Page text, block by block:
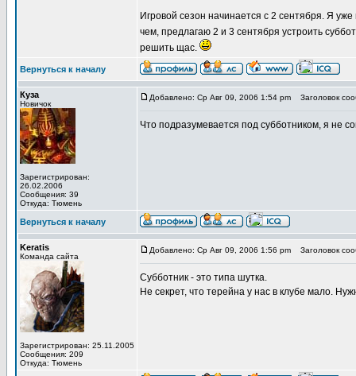
Игровой сезон начинается с 2 сентября. Я
чем, предлагаю 2 и 3 сентября устроить
решить щас.
Вернуться к началу
Куза
Новичок
Зарегистрирован:
26.02.2006
Сообщения: 39
Откуда: Тюмень
Добавлено: Ср Авг 09, 2006 1:54 pm Заголовок
Что подразумевается под субботником, я не
Вернуться к началу
Keratis
Команда сайта
Зарегистрирован: 25.11.2005
Сообщения: 209
Откуда: Тюмень
Добавлено: Ср Авг 09, 2006 1:56 pm Заголовок
Субботник - это типа шутка.
Не секрет, что терейна у нас в клубе мало.